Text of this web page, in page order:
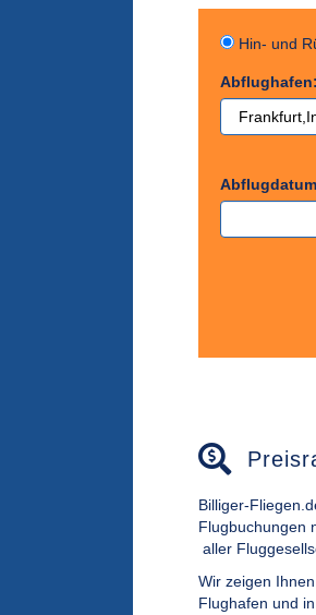
Hin- und
Abflughafen:
Billiger-
Flugbuchungen
aller
Wir zeigen
Flughafen und